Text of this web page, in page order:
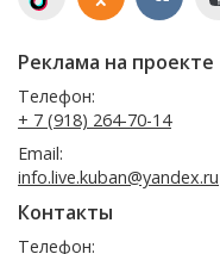
Реклама на проекте
Телефон:
+ 7 (918) 264-70-14
Email:
info.live.kuban@yandex.ru
Контакты
Телефон: